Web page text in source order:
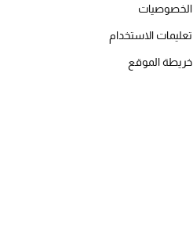
الخصوصيات
تعليمات الاستخدام
خريطة الموقع